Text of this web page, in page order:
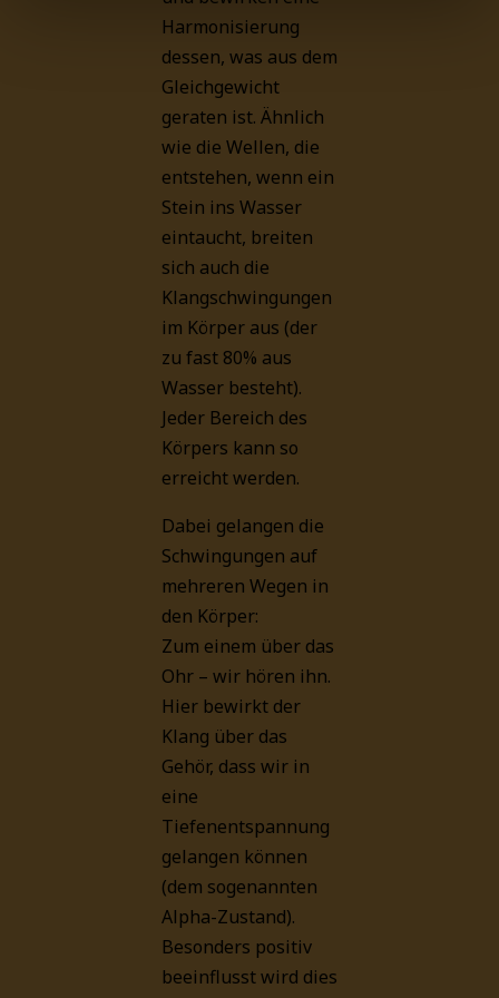
Harmonisierung
dessen, was aus dem
Gleichgewicht
geraten ist. Ähnlich
wie die Wellen, die
entstehen, wenn ein
Stein ins Wasser
eintaucht, breiten
sich auch die
Klangschwingungen
im Körper aus (der
zu fast 80% aus
Wasser besteht).
Jeder Bereich des
Körpers kann so
erreicht werden.
Dabei gelangen die
Schwingungen auf
mehreren Wegen in
den Körper:
Zum einem über das
Ohr – wir hören ihn.
Hier bewirkt der
Klang über das
Gehör, dass wir in
eine
Tiefenentspannung
gelangen können
(dem sogenannten
Alpha-Zustand).
Besonders positiv
beeinflusst wird dies